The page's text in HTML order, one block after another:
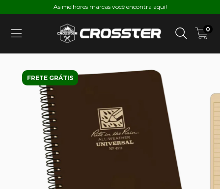
As melhores marcas você encontra aqui!
0
FRETE GRÁTIS